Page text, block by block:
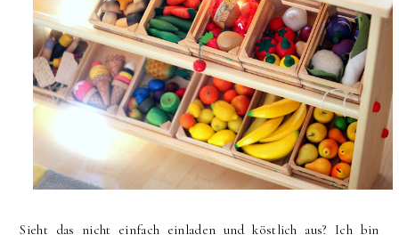
Sieht das nicht einfach einladen und köstlich aus? Ich bin